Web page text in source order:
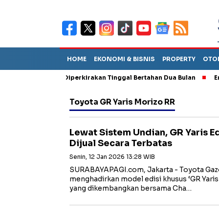
HOME EKONOMI & BISNIS PROPERTY
Sebut TPA Diperkirakan Tinggal Bertahan Dua Bulan
Toyota GR Yaris Morizo RR
Lewat Sistem Undian, GR Yaris
Dijual Secara Terbatas
Senin, 12 Jan 2026 13:28 WIB
SURABAYAPAGI.com, Jakarta - Toyota
menghadirkan model edisi khusus ‘GR
yang dikembangkan bersama Cha…